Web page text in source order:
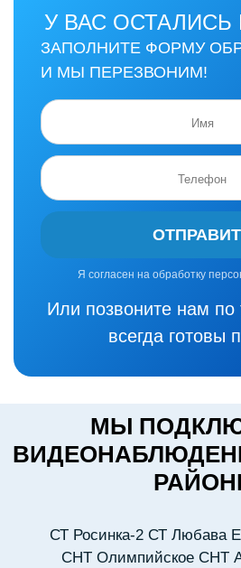
У ВАС
ЗАПОЛНИТЕ ФОРМУ
И МЫ ПЕРЕЗВОНИМ!
Я согласен на обработку
Или позвоните нам
всегда готовы
МЫ
СТ Росинка-2 СТ Любава
СНТ Олимпийское СНТ